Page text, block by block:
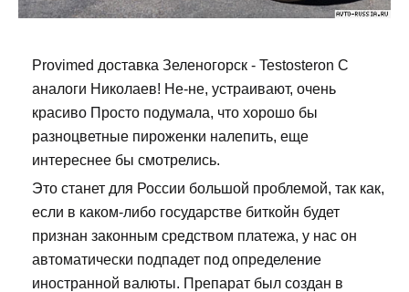
Provimed доставка Зеленогорск - Testosteron C
аналоги Николаев! Не-не, устраивают, очень
красиво Просто подумала, что хорошо бы
разноцветные пироженки налепить, еще
интереснее бы смотрелись.
Это станет для России большой проблемой, так как,
если в каком-либо государстве биткойн будет
признан законным средством платежа, у нас он
автоматически подпадет под определение
иностранной валюты. Препарат был создан в